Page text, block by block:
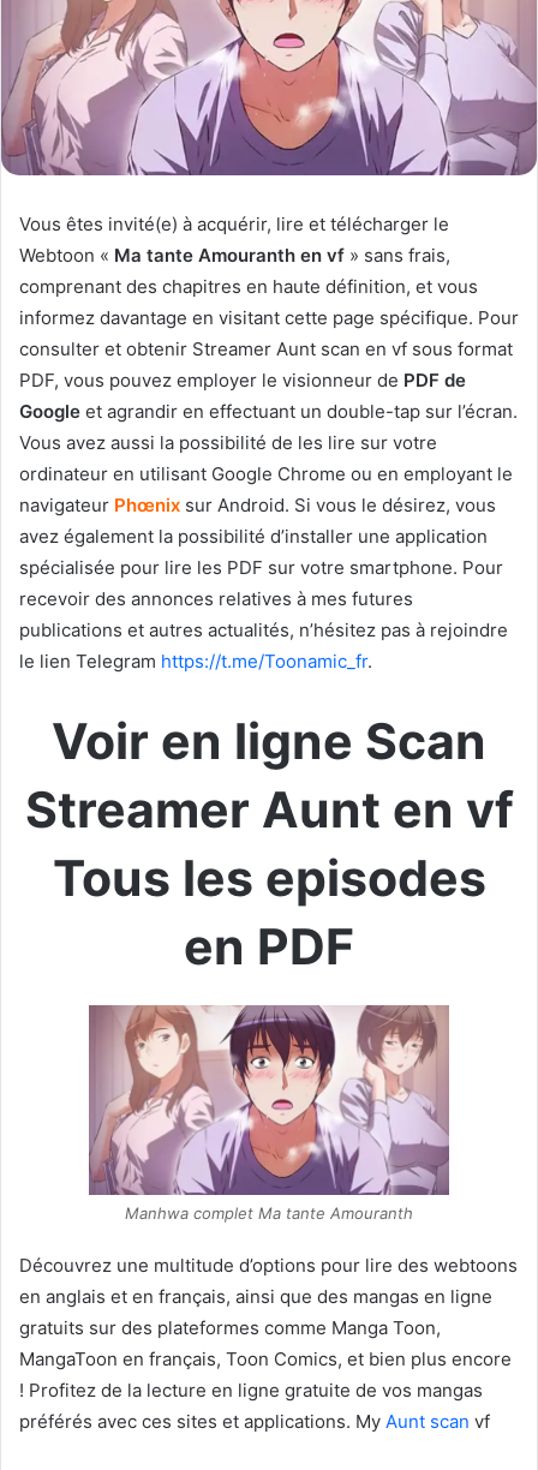
u
n
c
o
u
r
i
e
Vous êtes invité(e) à acquérir, lire et télécharger le
Webtoon « Ma tante Amouranth en vf » sans frais,
comprenant des chapitres en haute définition, et vous
informez davantage en visitant cette page spécifique. Pour
consulter et obtenir Streamer Aunt scan en vf sous format
PDF, vous pouvez employer le visionneur de PDF de
Google et agrandir en effectuant un double-tap sur l’écran.
Vous avez aussi la possibilité de les lire sur votre
ordinateur en utilisant Google Chrome ou en employant le
navigateur Phœnix sur Android. Si vous le désirez, vous
avez également la possibilité d’installer une application
spécialisée pour lire les PDF sur votre smartphone. Pour
recevoir des annonces relatives à mes futures
publications et autres actualités, n’hésitez pas à rejoindre
le lien Telegram https://t.me/Toonamic_fr.
Voir en ligne Scan
Streamer Aunt en vf
Tous les episodes
en PDF
Manhwa complet Ma tante Amouranth
Découvrez une multitude d’options pour lire des webtoons
en anglais et en français, ainsi que des mangas en ligne
gratuits sur des plateformes comme Manga Toon,
MangaToon en français, Toon Comics, et bien plus encore
! Profitez de la lecture en ligne gratuite de vos mangas
préférés avec ces sites et applications. My Aunt scan vf